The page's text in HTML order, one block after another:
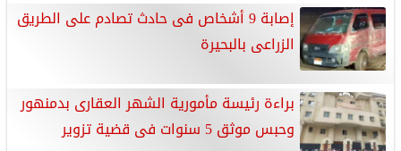
إصابة 9 أشخاص فى حادث تصادم على الطريق
الزراعى بالبحيرة
براءة رئيسة مأمورية الشهر العقارى بدمنهور
وحبس موثق 5 سنوات فى قضية تزوير